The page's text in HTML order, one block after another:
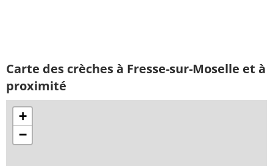
Carte des crèches à Fresse-sur-Moselle et à
proximité
+
−